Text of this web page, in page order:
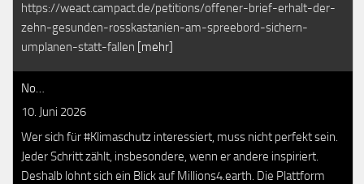
https://weact.campact.de/petitions/offener-brief-erhalt-der-
zehn-gesunden-rosskastanien-am-spreebord-sichern-
umplanen-statt-fallen [mehr]
No…
10. Juni 2026
Wer sich für #Klimaschutz interessiert, muss nicht perfekt sein.
Jeder Schritt zählt, insbesondere, wenn er andere inspiriert.
Deshalb lohnt sich ein Blick auf Millions4.earth. Die Plattform